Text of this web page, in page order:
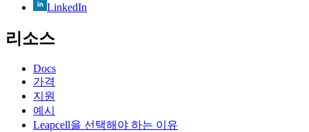
LinkedIn
리소스
Docs
가격
지원
예시
Leapcell을 선택해야 하는 이유